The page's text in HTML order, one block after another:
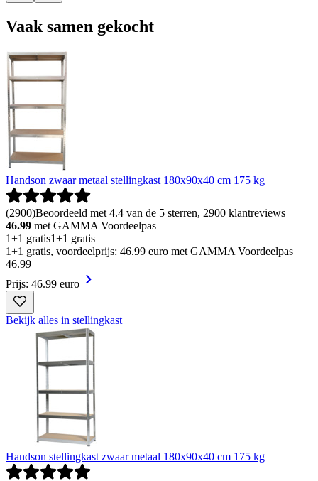
Vaak samen gekocht
Handson zwaar metaal stellingkast 180x90x40 cm 175 kg
(2900)Beoordeeld met 4.4 van de 5 sterren, 2900 klantreviews
46.99 met GAMMA Voordeelpas
1+1 gratis1+1 gratis
1+1 gratis, voordeelprijs: 46.99 euro met GAMMA Voordeelpas
46.99
Prijs: 46.99 euro
Bekijk alles in stellingkast
Handson stellingkast zwaar metaal 180x90x40 cm 175 kg